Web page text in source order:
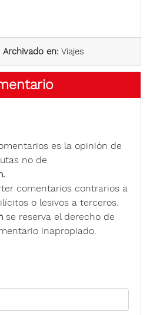
Archivado en: Viajes
es la opinión de
no de
comentarios contrarios a
o lesivos a terceros.
se reserva el derecho de
inapropiado.